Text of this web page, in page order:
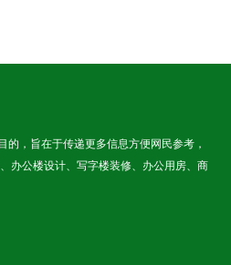
，旨在于传递更多信息方便网民参考，
办公楼设计、写字楼装修、办公用房、商